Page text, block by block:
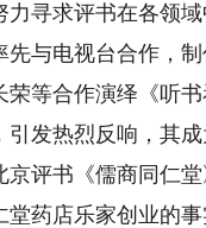
求评书在各领域
先与电视台合作，
荣等合作演绎《听
引发热烈反响，其
评书《儒商同仁堂
堂药店乐家创业的